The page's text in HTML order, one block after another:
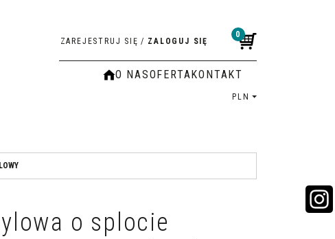
0
ZAREJESTRUJ SIĘ / ZALOGUJ SIĘ
O NASOFERTAKONTAKT
PLN
o splocie